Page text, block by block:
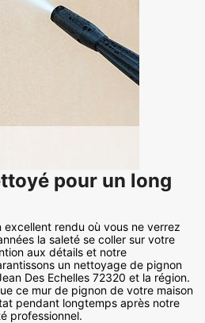
pour un long
excellent rendu où vous ne verrez
la saleté se coller sur votre
aux détails et notre
un nettoyage de pignon
Des Echelles 72320 et la région.
ce mur de pignon de votre maison
pendant longtemps après notre
professionnel.